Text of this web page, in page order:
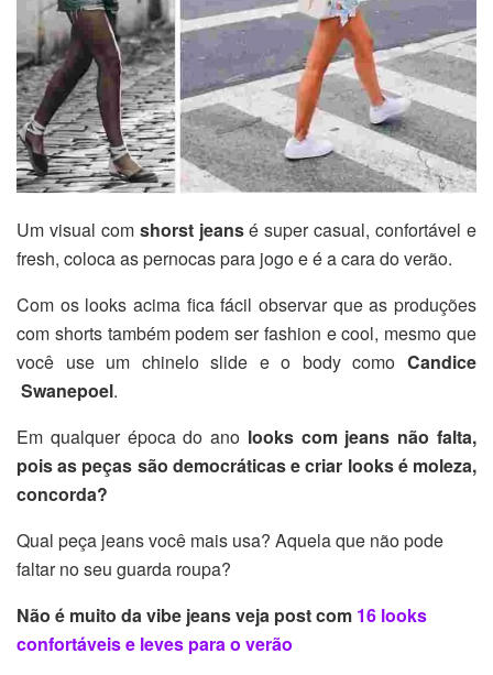
Um visual com shorst jeansé super casual, confortável e
fresh, coloca as pernocas para jogo e é a cara do verão.
Com os looks acima fica fácil observar que as produções
com shorts também podem ser fashion e cool, mesmo que
você use um chinelo slide e o body como Candice
Swanepoel.
Em qualquer época do ano looks com jeans não falta,
pois as peças são democráticas e criar looks é moleza,
concorda?
Qual peça jeans você mais usa? Aquela que não pode
faltar no seu guarda roupa?
Não é muito da vibe jeans veja post com 16 looks
confortáveis e leves para o verão